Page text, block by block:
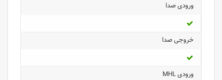
ورودی صدا
خروجی صدا
ورودی MHL